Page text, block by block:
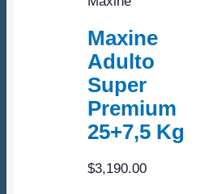
Maxine
Adulto
Super
Premium
25+7,5 Kg
$3,190.00